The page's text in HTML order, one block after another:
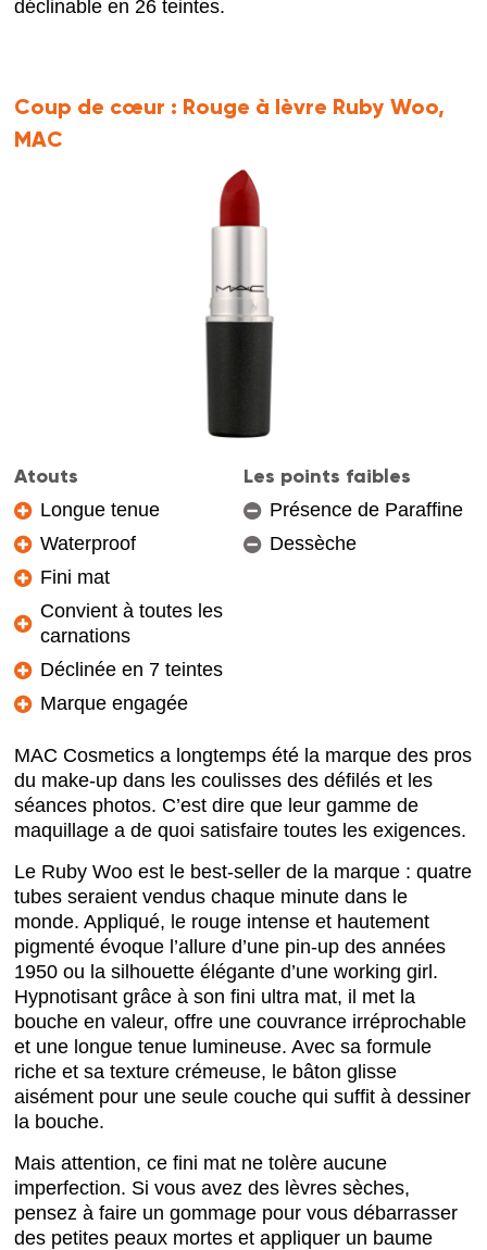
déclinable en 26 teintes.
Coup de cœur : Rouge à lèvre Ruby Woo,
MAC
Atouts
Longue tenue
Waterproof
Fini mat
Convient à toutes les
carnations
Déclinée en 7 teintes
Marque engagée
Les points faibles
Présence de Paraffine
Dessèche
MAC Cosmetics a longtemps été la marque des pros
du make-up dans les coulisses des défilés et les
séances photos. C’est dire que leur gamme de
maquillage a de quoi satisfaire toutes les exigences.
Le Ruby Woo est le best-seller de la marque : quatre
tubes seraient vendus chaque minute dans le
monde. Appliqué, le rouge intense et hautement
pigmenté évoque l’allure d’une pin-up des années
1950 ou la silhouette élégante d’une working girl.
Hypnotisant grâce à son fini ultra mat, il met la
bouche en valeur, offre une couvrance irréprochable
et une longue tenue lumineuse. Avec sa formule
riche et sa texture crémeuse, le bâton glisse
aisément pour une seule couche qui suffit à dessiner
la bouche.
Mais attention, ce fini mat ne tolère aucune
imperfection. Si vous avez des lèvres sèches,
pensez à faire un gommage pour vous débarrasser
des petites peaux mortes et appliquer un baume